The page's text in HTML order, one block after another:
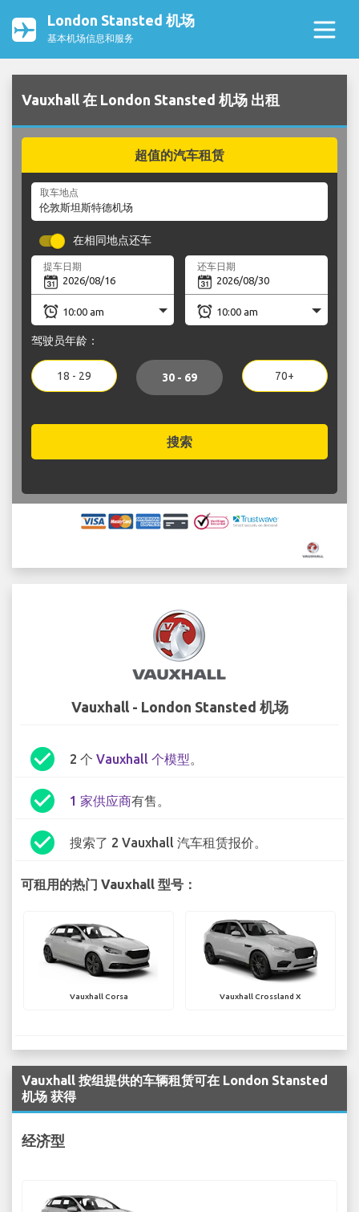
London Stansted 机场
基本机场信息和服务
Vauxhall 在 London Stansted 机场 出租
超值的汽车租赁
取车地点
在相同地点还车
提车日期 还车日期
驾驶员年龄：
18 - 29 30 - 69 70+
搜索
Vauxhall - London Stansted 机场
check_circle 2 个 Vauxhall 个模型。
check_circle 1 家供应商有售。
check_circle 搜索了 2 Vauxhall 汽车租赁报价。
可租用的热门 Vauxhall 型号：
Vauxhall Corsa Vauxhall Crossland X
Vauxhall 按组提供的车辆租赁可在 London Stansted
机场 获得
经济型